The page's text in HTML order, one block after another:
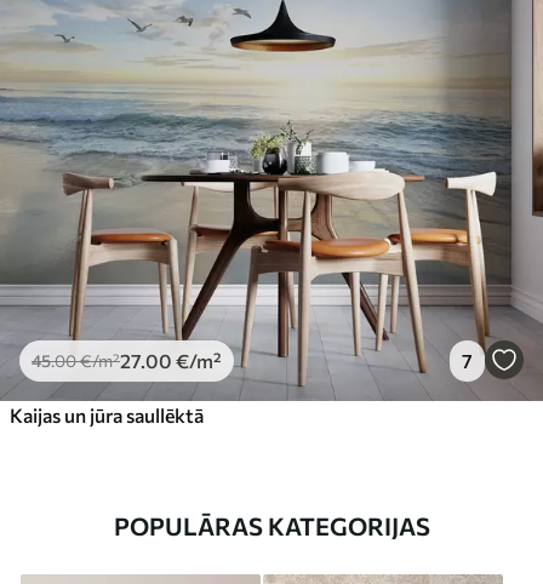
45.00€/m²27.00 €/m² 7
Kaijas un jūra saullēktā
POPULĀRAS KATEGORIJAS